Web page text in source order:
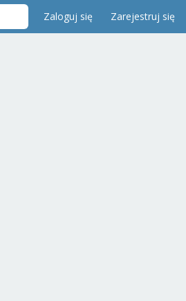
Zaloguj się Zarejestruj się